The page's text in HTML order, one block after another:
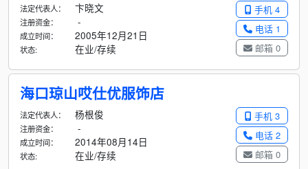
手机 4
电话 1
邮箱 0
法定代表人： 卞晓文
注册资金： -
成立时间： 2005年12月21日
状态: 在业/存续
海口琼山哎仕优服饰店
手机 3
电话 2
邮箱 0
法定代表人： 杨根俊
注册资金： -
成立时间： 2014年08月14日
状态: 在业/存续